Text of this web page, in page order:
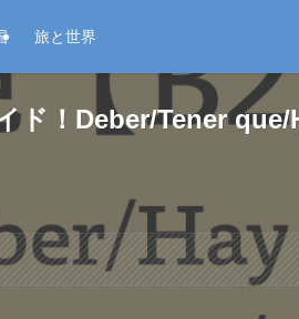
旅と世界
ド！Deber/Tener